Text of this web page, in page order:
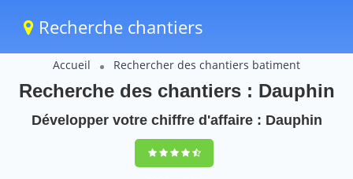
Recherche chantiers
Accueil Rechercher des chantiers batiment
Recherche des chantiers : Dauphin
Développer votre chiffre d'affaire : Dauphin